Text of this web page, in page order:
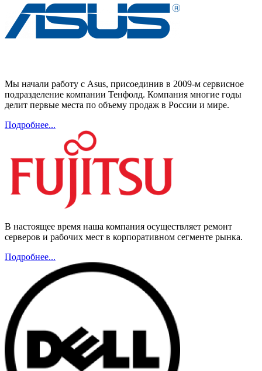
Мы начали работу с Asus, присоединив в 2009-м сервисное
подразделение компании Тенфолд. Компания многие годы
делит первые места по объему продаж в России и мире.
Подробнее...
В настоящее время наша компания осуществляет ремонт
серверов и рабочих мест в корпоративном сегменте рынка.
Подробнее...